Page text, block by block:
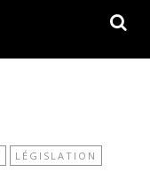
LÉGISLATION